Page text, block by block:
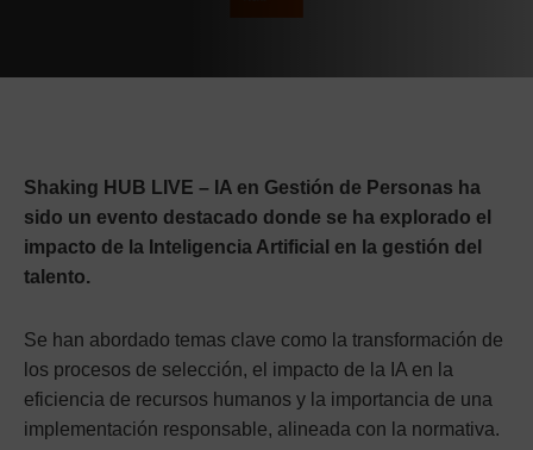
Shaking HUB LIVE – IA en Gestión de Personas ha
sido un evento destacado donde se ha explorado el
impacto de la Inteligencia Artificial en la gestión del
talento.
Se han abordado temas clave como la transformación de
los procesos de selección, el impacto de la IA en la
eficiencia de recursos humanos y la importancia de una
implementación responsable, alineada con la normativa.